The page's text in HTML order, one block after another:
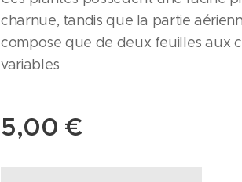
charnue, tandis que la partie
compose que de deux feuilles aux
variables
5,00 €